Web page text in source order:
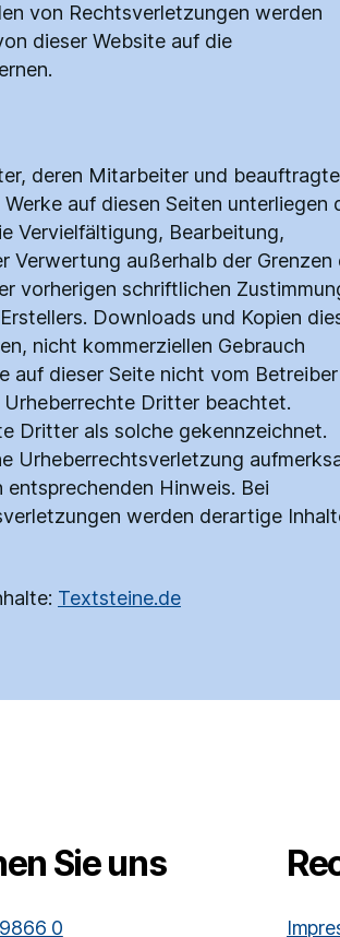
von Rechtsverletzungen werden
dieser Website auf die
deren Mitarbeiter und beauftragte
auf diesen Seiten unterliegen
Vervielfältigung, Bearbeitung,
Verwertung außerhalb der Grenzen
vorherigen schriftlichen
Downloads und Kopien
nicht kommerziellen Gebrauch
auf dieser Seite nicht vom Betreiber
Dritter beachtet.
Dritter als solche gekennzeichnet.
Urheberrechtsverletzung
Hinweis. Bei
werden derartige
Textsteine.de
Sie uns
0